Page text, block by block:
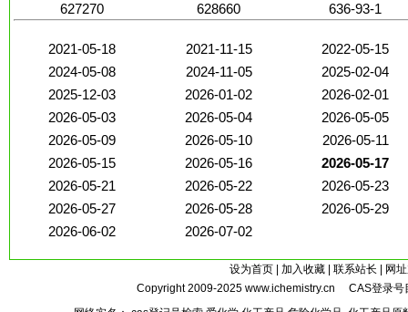
627270
628660 636-93-1
2021-05-18 2021-11-15
2022-05-15
2024-05-08
2024-11-05
2025-02-04
2025-12-03
2026-01-02
2026-02-01
2026-05-03
2026-05-04
2026-05-05
2026-05-09
2026-05-10
2026-05-11
2026-05-15
2026-05-16
2026-05-17
2026-05-21
2026-05-22
2026-05-23
2026-05-27
2026-05-28
2026-05-29
2026-06-02
2026-07-02
设为首页 加入收藏 联系站长
网
Copyright 2009-2025 www.ichemistry.cn
CAS登录号